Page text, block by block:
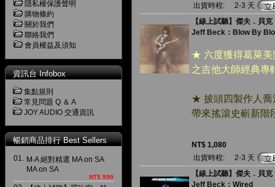
隱私權保護聲明
購物條約
關於我們
聯絡我們
會員權益及須知
資訊台 Infobox
集點規則
常見問題 Q ＆ A
JOY AUDIO 交通資訊
暢銷商品排行 Best Sellers
01. M‧A 絕對精選 MA on SA
MA on SA
NT$ 990
出貨時程:
2-3 天
【線上試聽】傑夫．貝
Jeff Beck：Blow By
★ 六度獲得葛萊美
之吉他大師經典專
★ 披頭四製作人喬
帶來搖滾史嶄新階
NT$ 1,080
出貨時程:
2-3 天
【線上試聽】傑夫．貝
Jeff Beck：Wired